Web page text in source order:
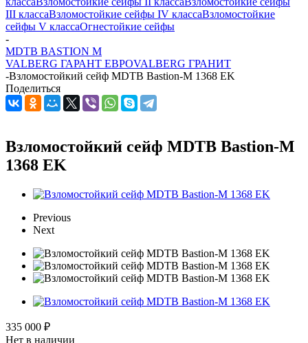
III классаВзломостойкие сейфы IV классаВзломостойкие
сейфы V классаОгнестойкие сейфы
-
MDTB BASTION M
VALBERG ГАРАНТ ЕВРОVALBERG ГРАНИТ
-Взломостойкий сейф MDTB Bastion-M 1368 EK
Поделиться
Взломостойкий сейф MDTB Bastion-M
1368 EK
Previous
Next
335 000 ₽
Нет в наличии